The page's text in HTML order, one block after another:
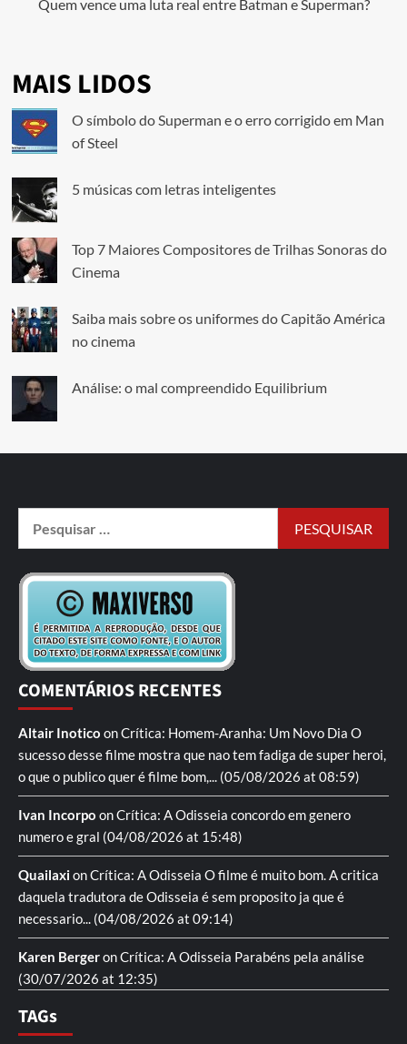
Quem vence uma luta real entre Batman e Superman?
MAIS LIDOS
O símbolo do Superman e o erro corrigido em Man
of Steel
5 músicas com letras inteligentes
Top 7 Maiores Compositores de Trilhas Sonoras do
Cinema
Saiba mais sobre os uniformes do Capitão América
no cinema
Análise: o mal compreendido Equilibrium
COMENTÁRIOS RECENTES
Altair Inotico onCrítica: Homem-Aranha: Um Novo Dia O
sucesso desse filme mostra que nao tem fadiga de super heroi,
o que o publico quer é filme bom,... (05/08/2026 at 08:59)
Ivan Incorpo onCrítica: A Odisseia concordo em genero
numero e gral (04/08/2026 at 15:48)
QuailaxionCrítica: A Odisseia O filme é muito bom. A critica
daquela tradutora de Odisseia é sem proposito ja que é
necessario... (04/08/2026 at 09:14)
Karen BergeronCrítica: A Odisseia Parabéns pela análise
(30/07/2026 at 12:35)
TAGs